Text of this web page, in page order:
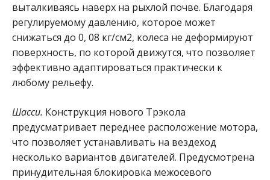
выталкиваясь наверх на рыхлой почве. Благодаря
регулируемому давлению, которое может
снижаться до 0, 08 кг/см2, колеса не деформируют
поверхность, по которой движутся, что позволяет
эффективно адаптироваться практически к
любому рельефу.
Шасси. Конструкция нового Трэкола
предусматривает переднее расположение мотора,
что позволяет устанавливать на вездеход
несколько вариантов двигателей. Предусмотрена
принудительная блокировка межосевого